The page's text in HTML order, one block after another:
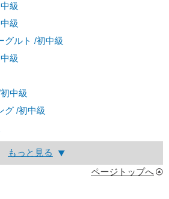
級
級
グルト /初中級
級
中級
グ /初中級
もっと見る
ページトップへ